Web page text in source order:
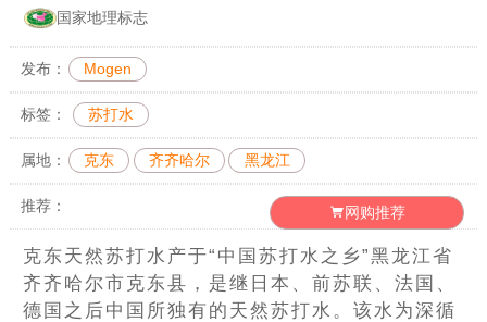
国家地理标志
发布： Mogen
标签： 苏打水
属地： 克东 齐齐哈尔 黑龙江
推荐： 网购推荐
克东天然苏打水产于“中国苏打水之乡”黑龙江省
齐齐哈尔市克东县，是继日本、前苏联、法国、
德国之后中国所独有的天然苏打水。该水为深循